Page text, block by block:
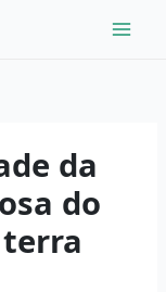
da
do